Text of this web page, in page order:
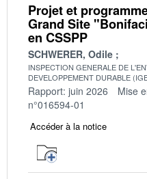
Projet et
Grand Site
en CSSPP
SCHWERER, Odile
INSPECTION GENERALE DE
DEVELOPPEMENT DURABLE
Rapport: juin 2026 Mise
n°016594-01
Accéder à la notice